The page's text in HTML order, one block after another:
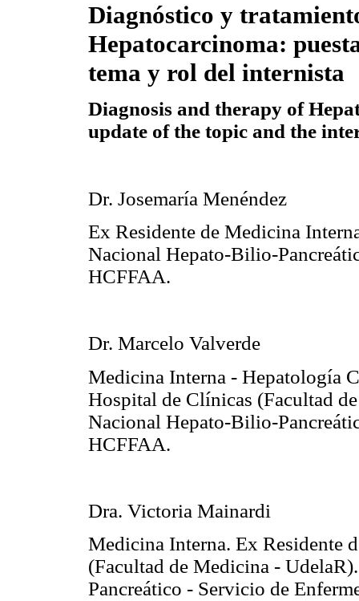
Diagnóstico y
Hepatocarcinoma:
tema y rol del internista
Diagnosis and therapy of
update of the topic and the
Dr. Josemaría Menéndez
Ex Residente de Medicina
Nacional Hepato-Bilio-
HCFFAA.
Dr. Marcelo Valverde
Medicina Interna - Hepatología
Hospital de Clínicas (Facultad
Nacional Hepato-Bilio-
HCFFAA.
Dra. Victoria Mainardi
Medicina Interna. Ex Residente
(Facultad de Medicina -
Pancreático - Servicio de